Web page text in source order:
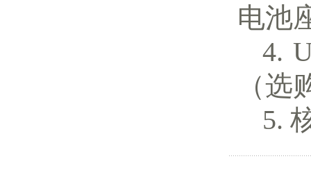
电池
（选